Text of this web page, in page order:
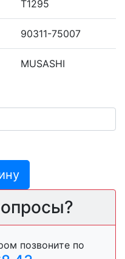
T1295
90311-75007
MUSASHI
позвоните по